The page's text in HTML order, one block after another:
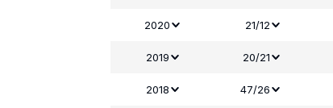
2020 21/12
2019 20/21
2018 47/26